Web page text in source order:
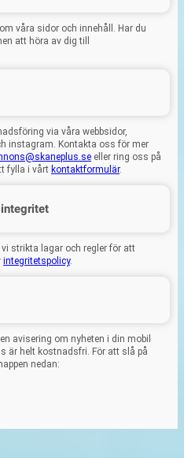
våra sidor och innehåll. Har du
att höra av dig till
via våra webbsidor,
instagram. Kontakta oss för mer
eller ring oss på
fylla i vårt kontaktformulär.
strikta lagar och regler för att
integritetspolicy.
avisering om nyheten i din mobil
är helt kostnadsfri. För att slå på
nedan: